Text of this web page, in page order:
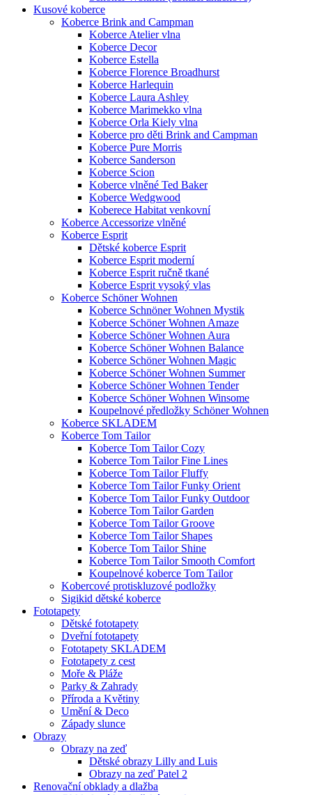
Kusové koberce
Koberce Brink and Campman
Koberce Atelier vlna
Koberce Decor
Koberce Estella
Koberce Florence Broadhurst
Koberce Harlequin
Koberce Laura Ashley
Koberce Marimekko vlna
Koberce Orla Kiely vlna
Koberce pro děti Brink and Campman
Koberce Pure Morris
Koberce Sanderson
Koberce Scion
Koberce vlněné Ted Baker
Koberce Wedgwood
Koberece Habitat venkovní
Koberce Accessorize vlněné
Koberce Esprit
Dětské koberce Esprit
Koberce Esprit moderní
Koberce Esprit ručně tkané
Koberce Esprit vysoký vlas
Koberce Schöner Wohnen
Koberce Schnöner Wohnen Mystik
Koberce Schöner Wohnen Amaze
Koberce Schöner Wohnen Aura
Koberce Schöner Wohnen Balance
Koberce Schöner Wohnen Magic
Koberce Schöner Wohnen Summer
Koberce Schöner Wohnen Tender
Koberce Schöner Wohnen Winsome
Koupelnové předložky Schöner Wohnen
Koberce SKLADEM
Koberce Tom Tailor
Koberce Tom Tailor Cozy
Koberce Tom Tailor Fine Lines
Koberce Tom Tailor Fluffy
Koberce Tom Tailor Funky Orient
Koberce Tom Tailor Funky Outdoor
Koberce Tom Tailor Garden
Koberce Tom Tailor Groove
Koberce Tom Tailor Shapes
Koberce Tom Tailor Shine
Koberce Tom Tailor Smooth Comfort
Koupelnové koberce Tom Tailor
Kobercové protiskluzové podložky
Sigikid dětské koberce
Fototapety
Dětské fototapety
Dveřní fototapety
Fototapety SKLADEM
Fototapety z cest
Moře & Pláže
Parky & Zahrady
Příroda a Květiny
Umění & Deco
Západy slunce
Obrazy
Obrazy na zeď
Dětské obrazy Lilly and Luis
Obrazy na zeď Patel 2
Renovační obklady a dlažba